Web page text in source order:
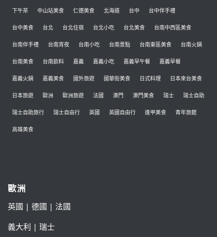
下午茶 中山站美食 仁德美食 北海道 台中 台中伴手禮
台中美食 台北 台北住宿 台北小吃 台北美食 台南中西區美食
台南伴手禮 台南宵夜 台南小吃 台南景點 台南東區美食 台南火鍋
台南美食 台南飲料 嘉義 嘉義小吃 嘉義早午餐 嘉義早餐
嘉義火鍋 嘉義美食 國外旅遊 國華街美食 日式料理 日本來台美食
日本旅遊 歐洲 歐洲旅遊 法國 澳門 澳門美食 瑞士 瑞士自助
瑞士自助旅行 瑞士自由行 英國 英國自由行 逢甲美食 青年旅館
高雄美食
歐洲
英國 | 德國 | 法國
義大利 | 瑞士